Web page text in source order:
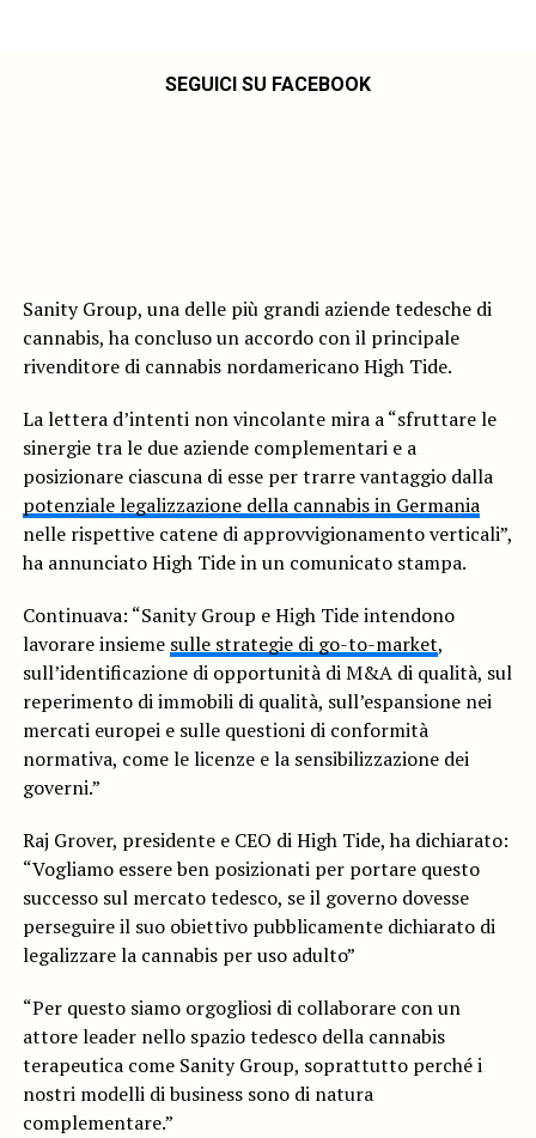
SEGUICI SU FACEBOOK
Sanity Group, una delle più grandi aziende tedesche di
cannabis, ha concluso un accordo con il principale
rivenditore di cannabis nordamericano High Tide.
La lettera d’intenti non vincolante mira a “sfruttare le
sinergie tra le due aziende complementari e a
posizionare ciascuna di esse per trarre vantaggio dalla
potenziale legalizzazione della cannabis in Germania
nelle rispettive catene di approvvigionamento verticali”,
ha annunciato High Tide in un comunicato stampa.
Continuava: “Sanity Group e High Tide intendono
lavorare insieme sulle strategie di go-to-market,
sull’identificazione di opportunità di M&A di qualità, sul
reperimento di immobili di qualità, sull’espansione nei
mercati europei e sulle questioni di conformità
normativa, come le licenze e la sensibilizzazione dei
governi.”
Raj Grover, presidente e CEO di High Tide, ha dichiarato:
“Vogliamo essere ben posizionati per portare questo
successo sul mercato tedesco, se il governo dovesse
perseguire il suo obiettivo pubblicamente dichiarato di
legalizzare la cannabis per uso adulto”
“Per questo siamo orgogliosi di collaborare con un
attore leader nello spazio tedesco della cannabis
terapeutica come Sanity Group, soprattutto perché i
nostri modelli di business sono di natura
complementare.”